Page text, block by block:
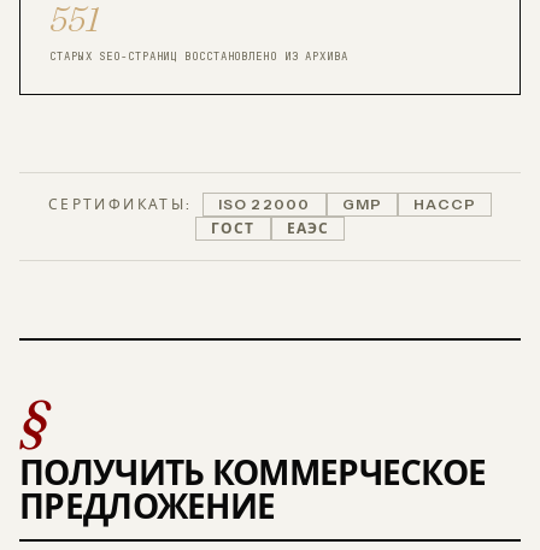
551
СТАРЫХ SEO-СТРАНИЦ ВОССТАНОВЛЕНО ИЗ АРХИВА
СЕРТИФИКАТЫ: ISO 22000 GMP
HACCP
ГОСТ
ЕАЭС
§
ПОЛУЧИТЬ КОММЕРЧЕСКОЕ
ПРЕДЛОЖЕНИЕ